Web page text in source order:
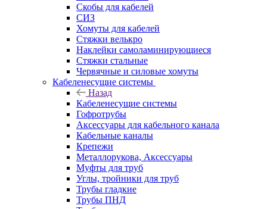
Cкобы для кабелей
СИЗ
Хомуты для кабелей
Стяжки велькро
Наклейки самоламинирующиеся
Стяжки стальные
Червячные и силовые хомуты
Кабеленесущие системы
Назад
Кабеленесущие системы
Гофротрубы
Аксессуары для кабельного канала
Кабельные каналы
Крепежи
Металлорукова, Аксессуары
Муфты для труб
Углы, тройники для труб
Трубы гладкие
Трубы ПНД